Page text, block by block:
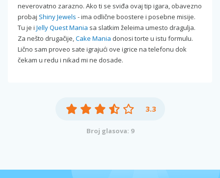
neverovatno zarazno. Ako ti se sviđa ovaj tip igara, obavezno
probaj Shiny Jewels - ima odlične boostere i posebne misije.
Tu je i Jelly Quest Mania sa slatkim želeima umesto dragulja.
Za nešto drugačije,Cake Mania donosi torte u istu formulu.
Lično sam proveo sate igrajući ove igrice na telefonu dok
čekam u redu i nikad mi ne dosade.
3.3
Broj glasova: 9